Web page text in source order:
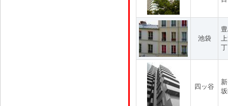
池袋
四ッ谷